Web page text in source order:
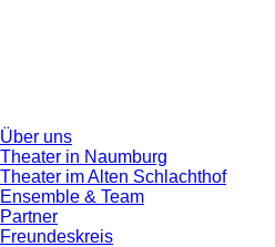
Über uns
Theater in Naumburg
Theater im Alten Schlachthof
Ensemble & Team
Partner
Freundeskreis